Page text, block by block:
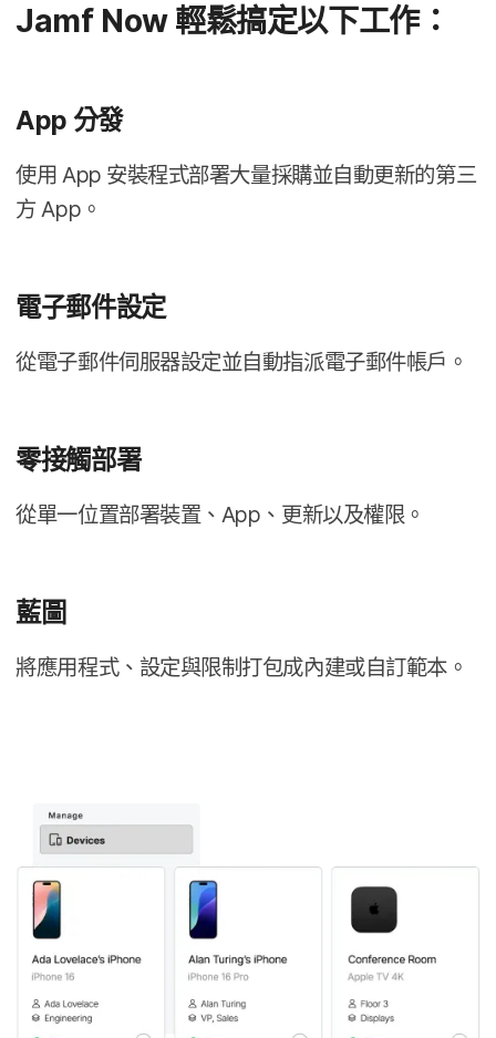
Jamf Now 輕鬆​搞定​以下​工作：
App 分發
使用 App 安裝​程式​部署​大量​採購​並​自動​更​新​的​第三​
方App 。
電子​郵件​設定
從​電子​郵件​伺服器​設定​並​自動​指派​電子​郵件​帳戶。
零接觸部署
從​單​一​位置部署​裝置、 App 、​更​新​以及​權限。
藍圖
將​應用​程式、​設定​與​限制​打包成​內建​或​自訂​範本。